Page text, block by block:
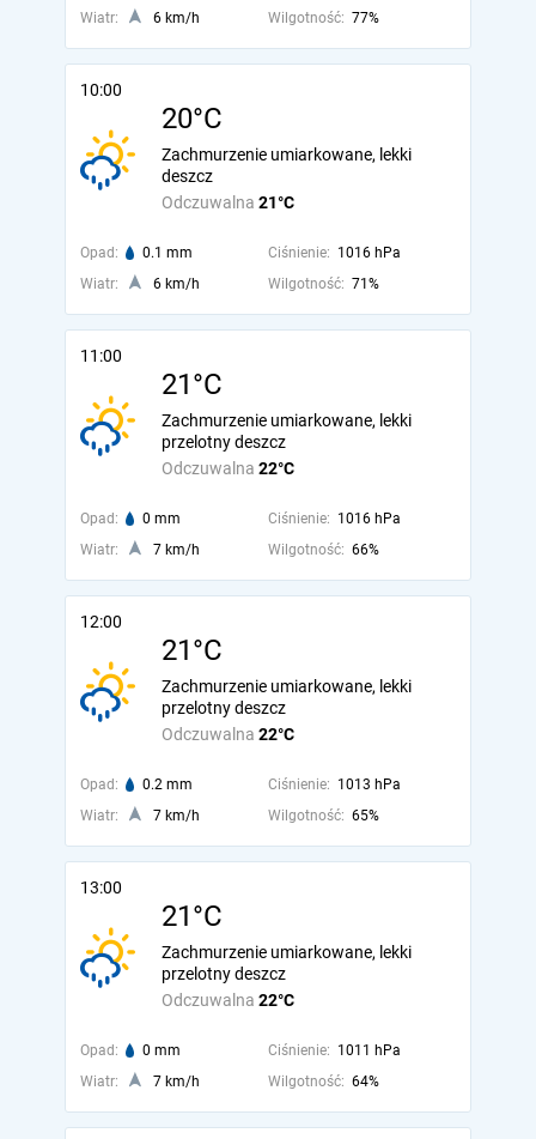
Wiatr: 6 km/h Wilgotność: 77%
10:00
20°C
Odczuwalna 21°C
Zachmurzenie umiarkowane, lekki
deszcz
Opad: 0.1 mm Ciśnienie: 1016 hPa
Wiatr:
6 km/h Wilgotność: 71%
11:00
21°C
Odczuwalna 22°C
Zachmurzenie umiarkowane, lekki
przelotny deszcz
Opad: 0 mm Ciśnienie: 1016 hPa
Wiatr:
7 km/h Wilgotność: 66%
12:00
21°C
Odczuwalna 22°C
Zachmurzenie umiarkowane, lekki
przelotny deszcz
Opad: 0.2 mm Ciśnienie: 1013 hPa
Wiatr:
7 km/h Wilgotność: 65%
13:00
21°C
Odczuwalna 22°C
Zachmurzenie umiarkowane, lekki
przelotny deszcz
Opad: 0 mm Ciśnienie: 1011 hPa
Wiatr:
7 km/h Wilgotność: 64%